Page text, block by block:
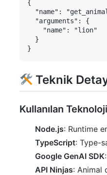
{
"name":
  "arguments": {
    "name": "lion"
  }
Teknik
Kullanılan
Node.js: Runtime
TypeScript: Type-
Google GenAI SDK
API Ninjas: Animal